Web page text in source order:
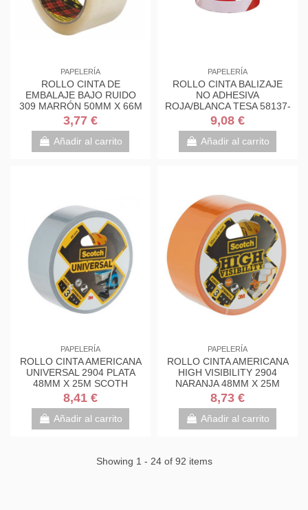
PAPELERÍA
ROLLO CINTA DE
EMBALAJE BAJO RUIDO
309 MARRÓN 50MM X 66M
S5066F6 SCOTH
7000095477
3,77 €
Añadir al carrito
PAPELERÍA
ROLLO CINTA BALIZAJE
NO ADHESIVA
ROJA/BLANCA TESA 58137-
00000-00
9,08 €
Añadir al carrito
PAPELERÍA
ROLLO CINTA AMERICANA
UNIVERSAL 2904 PLATA
48MM X 25M SCOTH
7100205303
8,41 €
Añadir al carrito
PAPELERÍA
ROLLO CINTA AMERICANA
HIGH VISIBILITY 2904
NARANJA 48MM X 25M
SCOTH 7100205301
8,73 €
Añadir al carrito
Showing 1 - 24 of 92 items